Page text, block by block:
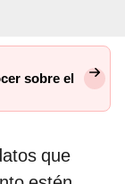
sobre el
que